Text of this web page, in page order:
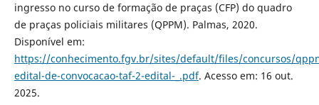
ingresso no curso de formação de praças (CFP) do quadro
de praças policiais militares (QPPM). Palmas, 2020.
Disponível em:
https://conhecimento.fgv.br/sites/default/files/concursos/
edital-de-convocacao-taf-2-edital-_.pdf. Acesso em: 16 out.
2025.